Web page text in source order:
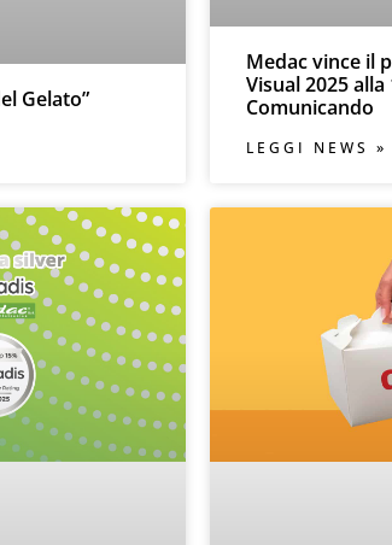
Gelato”
Medac vince il
Visual 2025 alla
Comunicando
LEGGI NEWS »